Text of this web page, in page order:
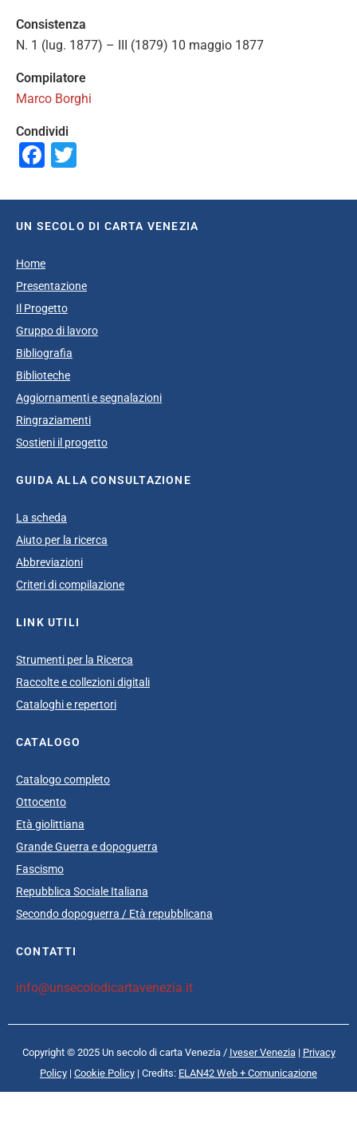
Consistenza
N. 1 (lug. 1877) – III (1879) 10 maggio 1877
Compilatore
Marco Borghi
Condividi
Facebook
UN SECOLO DI CARTA VENEZIA
Home
Presentazione
Il Progetto
Gruppo di lavoro
Bibliografia
Biblioteche
Aggiornamenti e segnalazioni
Ringraziamenti
Sostieni il progetto
GUIDA ALLA CONSULTAZIONE
La scheda
Aiuto per la ricerca
Abbreviazioni
Criteri di compilazione
LINK UTILI
Strumenti per la Ricerca
Raccolte e collezioni digitali
Cataloghi e repertori
CATALOGO
Catalogo completo
Ottocento
Età giolittiana
Grande Guerra e dopoguerra
Fascismo
Repubblica Sociale Italiana
Secondo dopoguerra / Età repubblicana
CONTATTI
info@unsecolodicartavenezia.it
Copyright © 2025 Un secolo di carta Venezia / Iveser Venezia| Privacy
Policy | Cookie Policy | Credits: ELAN42 Web + Comunicazione